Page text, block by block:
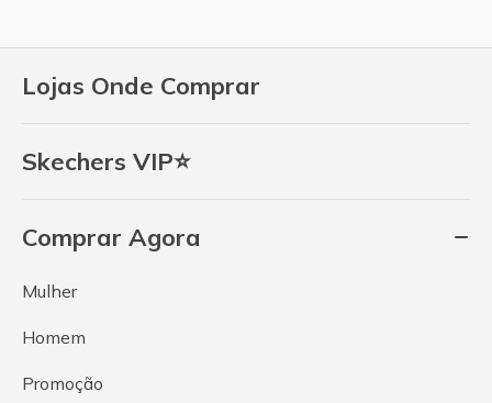
Lojas Onde Comprar
Skechers VIP⭐
Comprar Agora
Mulher
Homem
Promoção